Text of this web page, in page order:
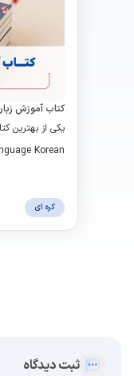
کتاب آموزش
محسوب می‌شود.
کره ای
ثبت دیدگاه